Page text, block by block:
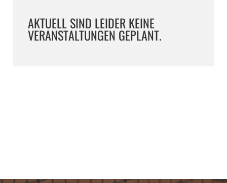
AKTUELL SIND LEIDER KEINE
VERANSTALTUNGEN GEPLANT.